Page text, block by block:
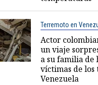
Terremoto en
Actor
un viaje
a su familia de
víctimas de
Venezuela